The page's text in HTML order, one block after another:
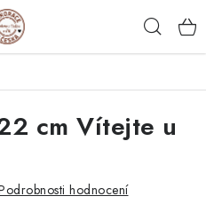
💍
cm Vítejte u
hodnocení